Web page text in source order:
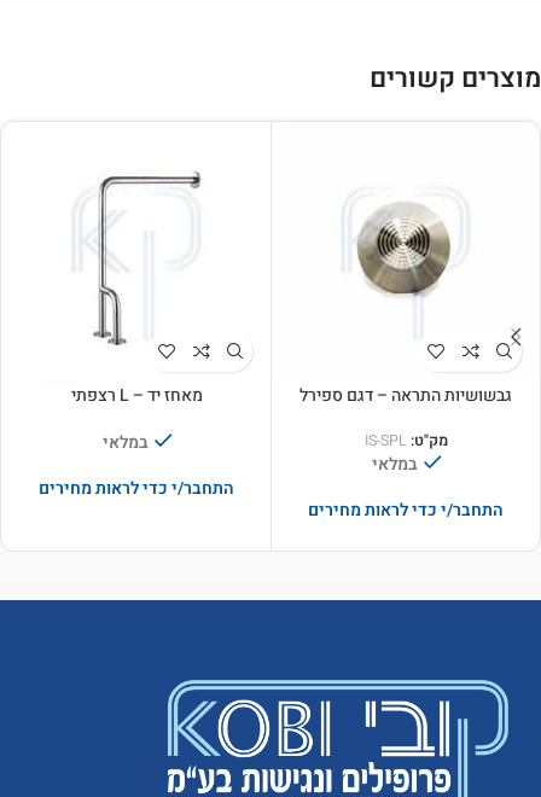
מוצרים קשורים
גבשושיות התראה – דגם ספירל
מק"ט:IS-SPL
במלאי
התחבר/י כדי לראות מחירים
מאחז יד – L רצפתי
במלאי
התחבר/י כדי לראות מחירים